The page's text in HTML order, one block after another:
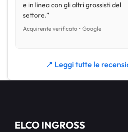
e in linea con gli altri grossisti del
settore.”
Acquirente verificato • Google
📍 Leggi tutte le
ELCO INGROSS